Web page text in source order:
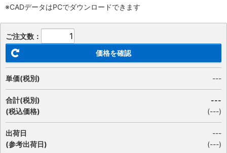
※CADデータはPCでダウンロードできます
ご注文数：
価格を確認
単価(税別) ---
合計(税別)
(税込価格)
---
(---)
出荷日
(参考出荷日)
---
(---)